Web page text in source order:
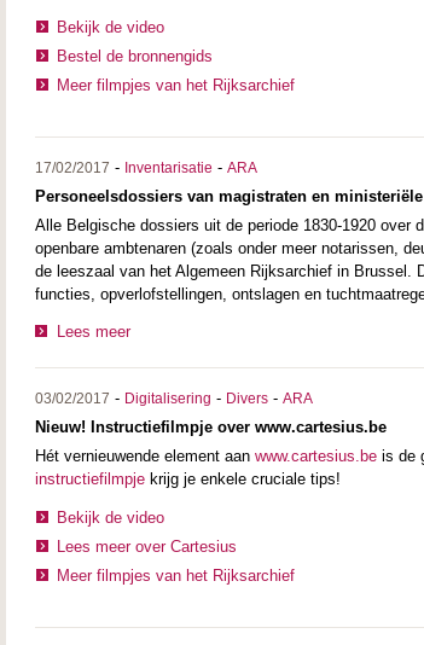
Bekijk de video
Bestel de bronnengids
Meer filmpjes van het Rijksarchief
17/02/2017 - Inventarisatie - ARA
Personeelsdossiers van magistraten en
Alle Belgische dossiers uit de periode 1830-1920 over
openbare ambtenaren (zoals onder meer notarissen,
de leeszaal van het Algemeen Rijksarchief in Brussel.
functies, opverlofstellingen, ontslagen en
Lees meer
03/02/2017 - Digitalisering - Divers - ARA
Nieuw! Instructiefilmpje over www.cartesius.be
Hét vernieuwende element aan www.cartesius.be is de
instructiefilmpje krijg je enkele cruciale tips!
Bekijk de video
Lees meer over Cartesius
Meer filmpjes van het Rijksarchief